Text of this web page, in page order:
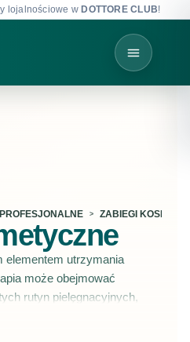
wDOTTORE CLUB!
ZABIEGI
elementem utrzymania
może obejmować
rutyn pielęgnacyjnych,
po bardziej